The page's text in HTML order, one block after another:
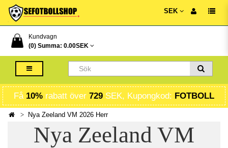
SEK
Kundvagn
(0) Summa: 0.00SEK
Få 10% rabatt över 729 SEK, Kupongkod: FOTBOLL
Nya Zeeland VM 2026 Herr
Nya Zeeland VM